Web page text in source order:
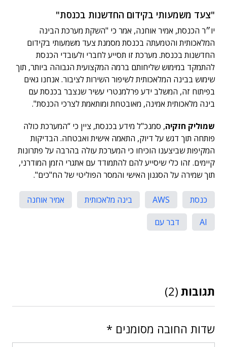
"צעד משמעותי בקידום החדשנות בכנסת"
יו״ר הכנסת, אמיר אוחנה, אמר כי "השקת מערכת הבינה
המלאכותית והטמעתה בכנסת מסמנת צעד משמעותי בקידום
החדשנות בכנסת. מערכת זו תסייע לחברי ולעובדי הכנסת
להתמקד במימוש שליחותם ברמה המקצועית הגבוהה ביותר, תוך
שימוש בבינה המלאכותית לשיפור השירות לציבור. אנחנו גאים
בפיתוח זה, המשלב ידע פרלמנטרי עשיר שנצבר בכנסת עם
בינה מלאכותית אמינה, מאובטחת ומותאמת לצרכי הכנסת".
שמוליק חזקיה, סמנכ"ל מידע בכנסת, ציין כי “המערכת כולה
פותחה תוך דגש על דיוק, התאמה אישית ואבטחה. הבדיקות
המקיפות שביצענו הוכיחו כי המערכת עולה בהרבה על פתרונות
קיימים. זהו כלי שיסייע להם להתמודד עם אתגרי הזמן המודרני,
תוך שמירה על הסגנון האישי והמסר הפוליטי של הח"כים".
כנסת AWS בינה מלאכותית
אמיר אוחנה
AI
דבר עם
תגובות (2)
שדות החובה מסומנים *